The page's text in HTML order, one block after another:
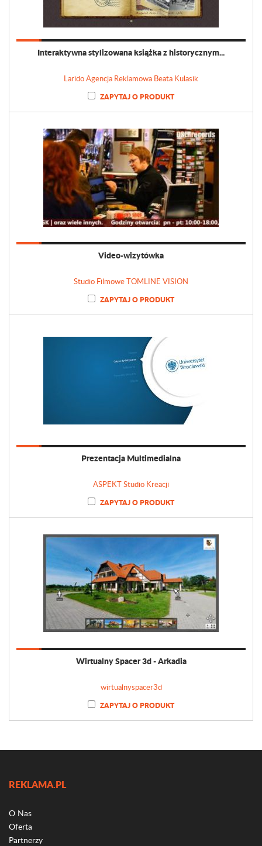
Interaktywna stylizowana książka z historycznym...
Larido Agencja Reklamowa Beata Kulasik
ZAPYTAJ O PRODUKT
Video-wizytówka
Studio Filmowe TOMLINE VISION
ZAPYTAJ O PRODUKT
Prezentacja Multimedialna
ASPEKT Studio Kreacji
ZAPYTAJ O PRODUKT
Wirtualny Spacer 3d - Arkadia
wirtualnyspacer3d
ZAPYTAJ O PRODUKT
REKLAMA.PL
O Nas
Oferta
Partnerzy